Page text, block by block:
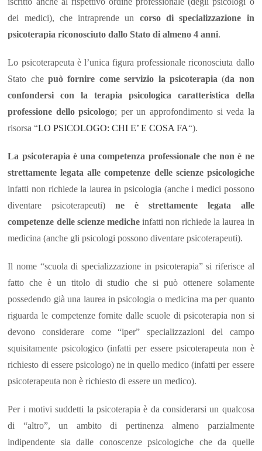
dei medici), che intraprende un corso di specializzazione in
psicoterapia riconosciuto dallo Stato di almeno 4 anni.
Lo psicoterapeuta è l’unica figura professionale riconosciuta dallo
Stato chepuò fornire come servizio la psicoterapia (da non
confondersi con la terapia psicologica caratteristica della
professione dello psicologo; per un approfondimento si veda la
risorsa “LO PSICOLOGO: CHI E’ E COSA FA“).
La psicoterapia è una competenza professionale che non è ne
strettamente legata alle competenze delle scienze psicologiche
infatti non richiede la laurea in psicologia (anche i medici possono
diventare psicoterapeuti)ne è strettamente legata alle
competenze delle scienze medicheinfatti non richiede la laurea in
medicina (anche gli psicologi possono diventare psicoterapeuti).
Il nome “scuola di specializzazione in psicoterapia” si riferisce al
fatto che è un titolo di studio che si può ottenere solamente
possedendo già una laurea in psicologia o medicina ma per quanto
riguarda le competenze fornite dalle scuole di psicoterapia non si
devono considerare come “iper” specializzazioni del campo
squisitamente psicologico (infatti per essere psicoterapeuta non è
richiesto di essere psicologo) ne in quello medico (infatti per essere
psicoterapeuta non è richiesto di essere un medico).
Per i motivi suddetti la psicoterapia è da considerarsi un qualcosa
di “altro”, un ambito di pertinenza almeno parzialmente
indipendente sia dalle conoscenze psicologiche che da quelle